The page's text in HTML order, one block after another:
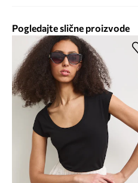
Pogledajte slične proizvode